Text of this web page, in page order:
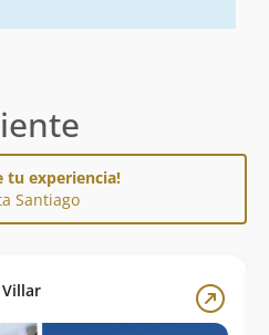
tu experiencia!
Santiago